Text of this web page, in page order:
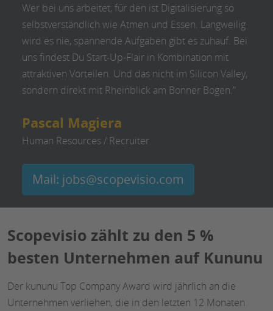
Wer bei uns arbeitet, für den ist Digitalisierung so
selbstverständlich wie Atmen und Essen. Langweilig
wird es nie, spannende Aufgaben gibt es zuhauf. Bei
uns findest Du Start-Up-Flair in Kombination mit
attraktiven Vorteilen. Und das nicht im Silicon Valley,
sondern direkt mit Rheinblick am Bonner Bogen.”
Pascal Magiera
Human Resources / Recruiter
Mail: jobs@scopevisio.com
Scopevisio zählt zu den 5 %
besten Unternehmen auf Kununu
Der kununu Top Company Award wird jährlich an die
Unternehmen verliehen, die in den letzten 12 Monaten